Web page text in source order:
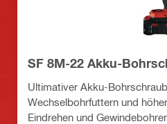
SF 8M-22 Akku-
Ultimativer Akku-
Wechselbohrfuttern und
Eindrehen und